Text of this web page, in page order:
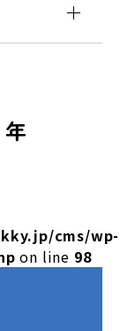
cms/wp-
on line 98